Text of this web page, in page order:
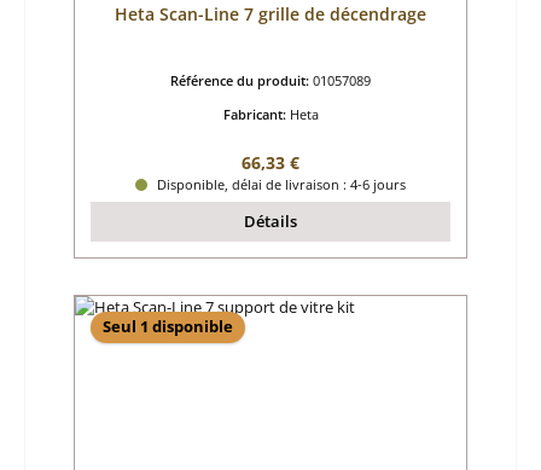
Heta Scan-Line 7 grille de décendrage
Référence du produit: 01057089
Fabricant: Heta
Prix régulier :
66,33 €
Disponible, délai de livraison : 4-6 jours
Détails
Seul 1 disponible